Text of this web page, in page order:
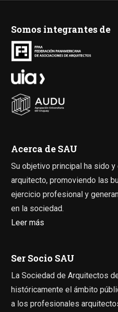
Somos integrantes de
Acerca de SAU
Su objetivo principal ha sido
arquitecto, promoviendo las
ejercicio profesional y
en la sociedad.
Leer más
Ser Socio SAU
La Sociedad de Arquitectos
históricamente el ámbito
a los profesionales